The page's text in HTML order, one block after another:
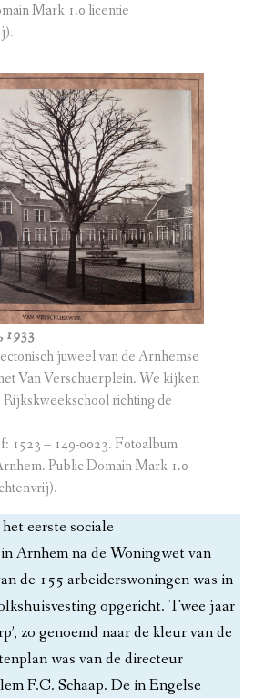
Mark 1.0 licentie
1933
juweel van de Arnhemse
Van Verschuerplein. We kijken
richting de
1523 – 149-0023. Fotoalbum
Public Domain Mark 1.0
eerste sociale
Arnhem na de Woningwet van
de 155 arbeiderswoningen was in
opgericht. Twee jaar
zo genoemd naar de kleur van de
was van de directeur
F.C. Schaap. De in Engelse